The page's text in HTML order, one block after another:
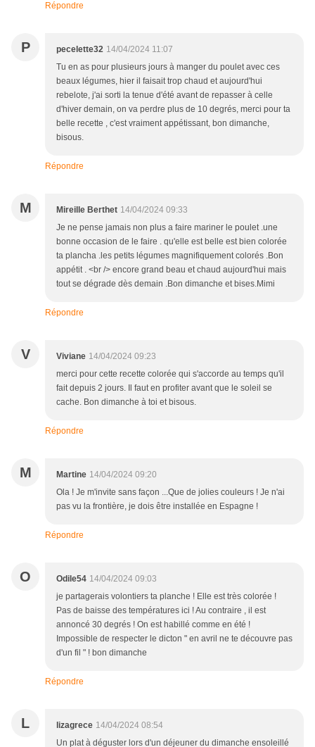
Répondre
P pecelette32 14/04/2024 11:07
Tu en as pour plusieurs jours à manger du poulet avec ces
beaux légumes, hier il faisait trop chaud et aujourd'hui
rebelote, j'ai sorti la tenue d'été avant de repasser à celle
d'hiver demain, on va perdre plus de 10 degrés, merci pour ta
belle recette , c'est vraiment appétissant, bon dimanche,
bisous.
Répondre
M Mireille Berthet 14/04/2024 09:33
Je ne pense jamais non plus a faire mariner le poulet .une
bonne occasion de le faire . qu'elle est belle est bien colorée
ta plancha .les petits légumes magnifiquement colorés .Bon
appétit . <br /> encore grand beau et chaud aujourd'hui mais
tout se dégrade dès demain .Bon dimanche et bises.Mimi
Répondre
V Viviane 14/04/2024 09:23
merci pour cette recette colorée qui s'accorde au temps qu'il
fait depuis 2 jours. Il faut en profiter avant que le soleil se
cache. Bon dimanche à toi et bisous.
Répondre
M Martine 14/04/2024 09:20
Ola ! Je m'invite sans façon ...Que de jolies couleurs ! Je n'ai
pas vu la frontière, je dois être installée en Espagne !
Répondre
O Odile54 14/04/2024 09:03
je partagerais volontiers ta planche ! Elle est très colorée !
Pas de baisse des températures ici ! Au contraire , il est
annoncé 30 degrés ! On est habillé comme en été !
Impossible de respecter le dicton " en avril ne te découvre pas
d'un fil " ! bon dimanche
Répondre
L lizagrece 14/04/2024 08:54
Un plat à déguster lors d'un déjeuner du dimanche ensoleillé